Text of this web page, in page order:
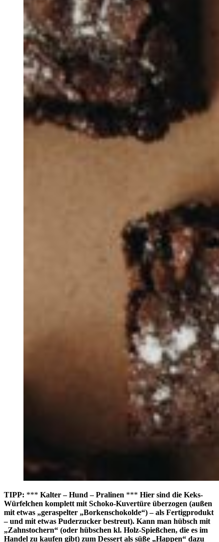
TIPP: *** Kalter – Hund – Pralinen *** Hier sind die Keks-
Würfelchen komplett mit Schoko-Kuvertüre überzogen (außen
mit etwas „geraspelter „Borkenschokolde“) – als Fertigprodukt
– und mit etwas Puderzucker bestreut). Kann man hübsch mit
„Zahnstochern“ (oder hübschen kl. Holz-Spießchen, die es im
Handel zu kaufen gibt) zum Dessert als süße „Happen“ dazu